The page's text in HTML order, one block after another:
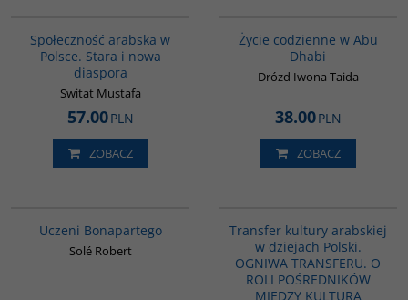
Społeczność arabska w
Polsce. Stara i nowa
diaspora
Switat Mustafa
57.00PLN
ZOBACZ
Życie codzienne w Abu
Dhabi
Drózd Iwona Taida
38.00PLN
ZOBACZ
Uczeni Bonapartego
Solé Robert
Transfer kultury arabskiej
w dziejach Polski.
OGNIWA TRANSFERU. O
ROLI POŚREDNIKÓW
MIĘDZY KULTURĄ